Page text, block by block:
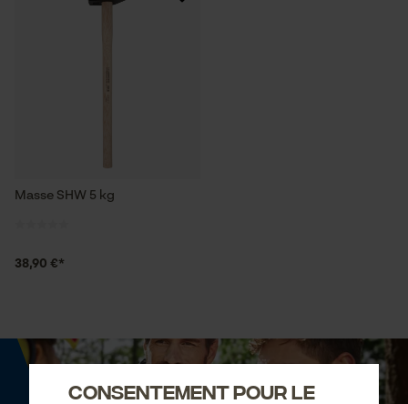
Masse SHW 5 kg
38,90 €*
Consentement pour le